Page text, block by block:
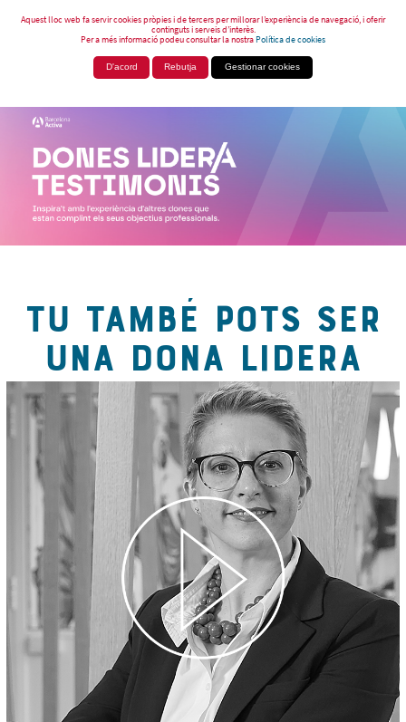
Aquest lloc web fa servir cookies pròpies i de tercers per millorar l’experiència de navegació, i oferir
continguts i serveis d’interès.
Per a més informació podeu consultar la nostraPolítica de cookies
D'acord Rebutja Gestionar cookies
TU TAMBÉ POTS SER
UNA DONA LIDERA